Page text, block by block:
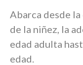
Abarca desde
de la niñez, la
edad adulta
edad.